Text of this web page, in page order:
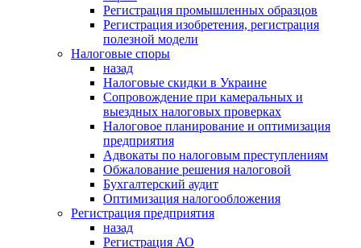
Регистрация промышленных образцов
Регистрация изобретения, регистрация
полезной модели
Налоговые споры
назад
Налоговые скидки в Украине
Сопровождение при камеральных и
выездных налоговых проверках
Налоговое планирование и оптимизация
предприятия
Адвокаты по налоговым преступлениям
Обжалование решения налоговой
Бухгалтерский аудит
Оптимизация налогообложения
Регистрация предприятия
назад
Регистрация АО